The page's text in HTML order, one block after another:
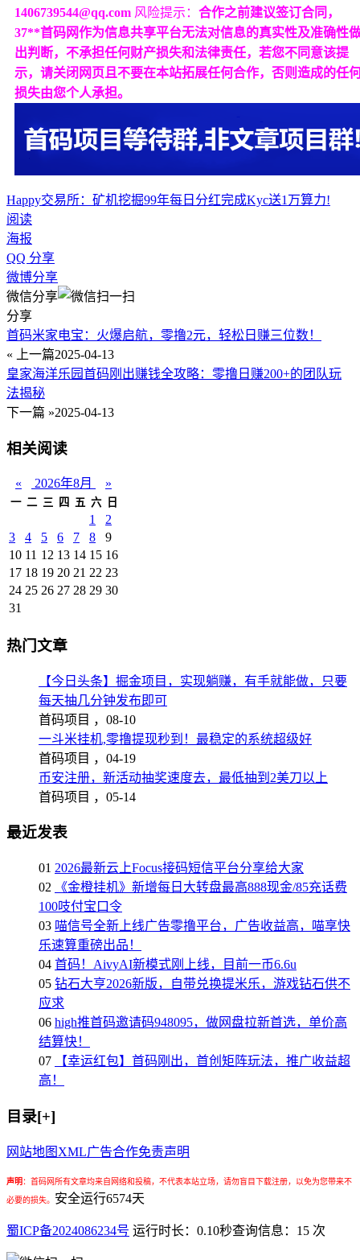
1406739544@qq.com 风险提示： 合作之前建议签订合同，
37**首码网作为信息共享平台无法对信息的真实性及准确性
出判断，不承担任何财产损失和法律责任，若您不同意该提
示，请关闭网页且不要在本站拓展任何合作，否则造成的任
损失由您个人承担。
Happy交易所：矿机挖掘99年每日分红完成Kyc送1万算力!
阅读
海报
QQ 分享
微博分享
微信分享
分享
首码米家电宝：火爆启航，零撸2元，轻松日赚三位数！
« 上一篇2025-04-13
皇家海洋乐园首码刚出赚钱全攻略：零撸日赚200+的团队玩
法揭秘
下一篇 »2025-04-13
相关阅读
« 2026年8月 »
一 二 三 四 五 六 日
1
2
3
4 5 6 7 8
9
10 11 12 13 14 15 16
17 18 19 20 21 22 23
24 25 26 27 28 29 30
31
热门文章
【今日头条】掘金项目，实现躺赚，有手就能做，只要
每天抽几分钟发布即可
首码项目 ， 08-10
一斗米挂机,零撸提现秒到！最稳定的系统超级好
首码项目 ， 04-19
币安注册，新活动抽奖速度去，最低抽到2美刀以上
首码项目 ， 05-14
最近发表
01 2026最新云上Focus接码短信平台分享给大家
02
《金橙挂机》新增每日大转盘最高888现金/85充话费
100吱付宝口令
03 喵信号全新上线广告零撸平台，广告收益高，喵享快
乐速算重磅出品！
04 首码！AivyAI新模式刚上线，目前一币6.6u
05 钻石大亨2026新版，自带兑换提米乐，游戏钻石供不
应求
06 high推首码邀请码948095，做网盘拉新首选，单价高
结算快！
07
【幸运红包】首码刚出，首创矩阵玩法，推广收益超
高！
目录[+]
网站地图 XML广告合作免责声明
声明： 首码网所有文章均来自网络和投稿，不代表本站立场，请勿盲目下载注册，以免为您带来不
必要的损失。 安全运行6574天
蜀ICP备2024086234号 运行时长：0.10秒查询信息：15 次